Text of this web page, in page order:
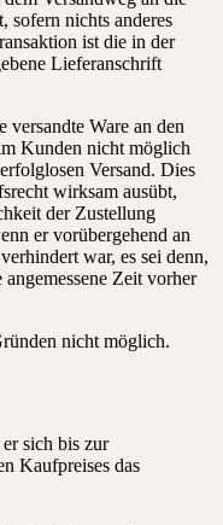
sofern nichts anderes
ist die in der
Lieferanschrift
versandte Ware an den
Kunden nicht möglich
Versand. Dies
wirksam ausübt,
der Zustellung
er vorübergehend an
war, es sei denn,
Zeit vorher
nicht möglich.
sich bis zur
Kaufpreises das